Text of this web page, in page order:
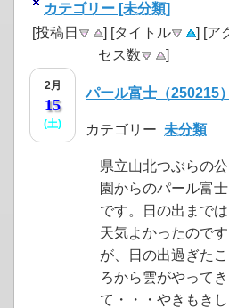
カテゴリー [未分類]
[投稿日
] [タイトル
] [ア
セス数
]
2月
15
(土)
パール富士（250215）
カテゴリー 未分類
県立山北つぶらの公
園からのパール富士
です。日の出までは
天気よかったのです
が、日の出過ぎたこ
ろから雲がやってき
て・・・やきもきし